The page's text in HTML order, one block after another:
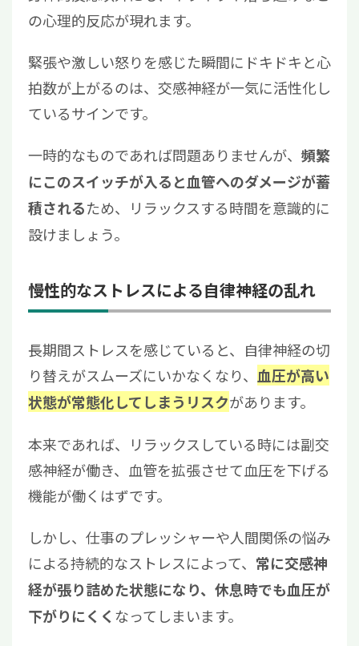
の心理的反応が現れます。
緊張や激しい怒りを感じた瞬間にドキドキと心
拍数が上がるのは、交感神経が一気に活性化し
ているサインです。
一時的なものであれば問題ありませんが、 頻繁
にこのスイッチが入ると血管へのダメージが蓄
積されるため、リラックスする時間を意識的に
設けましょう。
慢性的なストレスによる自律神経の乱れ
長期間ストレスを感じていると、自律神経の切
り替えがスムーズにいかなくなり、 血圧が高い
状態が常態化してしまうリスクがあります。
本来であれば、リラックスしている時には副交
感神経が働き、血管を拡張させて血圧を下げる
機能が働くはずです。
しかし、仕事のプレッシャーや人間関係の悩み
による持続的なストレスによって、 常に交感神
経が張り詰めた状態になり、休息時でも血圧が
下がりにくくなってしまいます。